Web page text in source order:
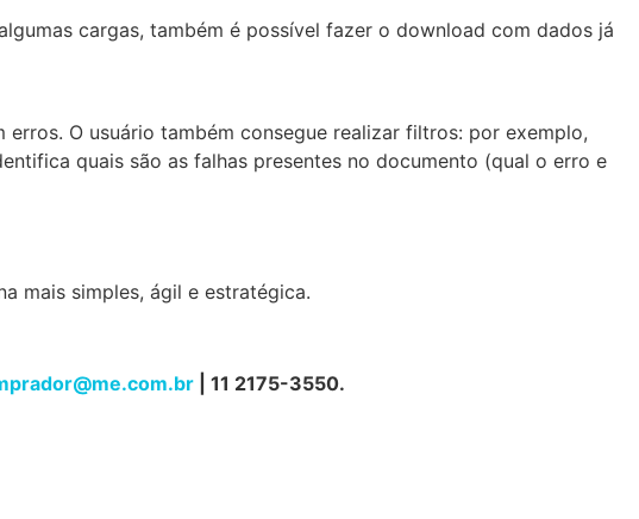
cargas, também é possível fazer o download com dados já
O usuário também consegue realizar filtros: por exemplo,
quais são as falhas presentes no documento (qual o erro e
mais simples, ágil e estratégica.
| 11 2175-3550.